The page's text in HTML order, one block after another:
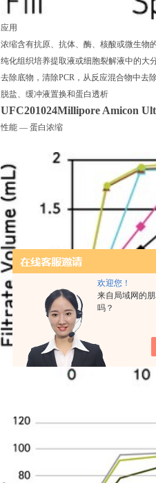
欢迎您！
来自局域网的
吗？
应用
浓缩含有抗原、抗体、酶、核酸或微生物
纯化组织培养提取液或细胞裂解液中的大
去除底物，清除PCR，从反应混合物中去
脱盐、缓冲液置换和蛋白透析
UFC201024Millipore Amicon
性能 — 蛋白浓缩